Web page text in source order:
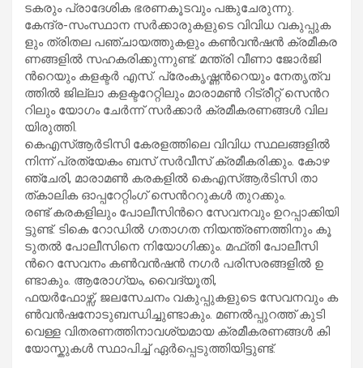
ട​ക​രും പ്രാ​ദേ​ശി​ക ഭ​ര​ണ​കൂ​ട​വും പ​ങ്കു​ചേ​രു​ന്നു.
കേ​ന്ദ്ര-​സം​സ്ഥാ​ന സ​ര്‍​ക്കാ​രു​ക​ളു​ടെ വി​വി​ധ വ​കു​പ്പു​ക​
ളും ത്രി​ത​ല പ​ഞ്ചാ​യ​ത്തു​ക​ളും ക​ണ്‍​വ​ന്‍​ഷ​ന്‍ ക്ര​മീ​ക​ര​
ണ​ങ്ങ​ളി​ല്‍ സ​ഹ​ക​രി​ക്കു​ന്നു​ണ്ട്. മ​ന്ത്രി വീ​ണാ ജോ​ര്‍​ജി​
ന്‍റെ​യും ക​ള​ക്ട​ര്‍ എ​സ്. പ്രേം​കൃ​ഷ്ണ​ന്‍റെ​യും നേ​തൃ​ത്വ​
ത്തി​ല്‍ ജി​ല്ലാ ക​ള​ക്ട​റേ​റ്റി​ലും മാ​രാ​മ​ണ്‍ റി​ട്രീ​റ്റ് സെ​ന്‍റ​
റി​ലും യോ​ഗം ചേ​ര്‍​ന്ന് സ​ര്‍​ക്കാ​ര്‍ ക്ര​മീ​ക​ര​ണ​ങ്ങ​ള്‍ വി​ല​
യി​രു​ത്തി.
കെ​എ​സ്ആ​ര്‍​ടി​സി കേ​ര​ള​ത്തി​ലെ വി​വി​ധ സ്ഥ​ല​ങ്ങ​ളി​ല്‍
നി​ന്ന് പ്ര​ത്യേ​കം ബ​സ് സ​ർ​വീ​സ് ക്ര​മീ​ക​രി​ക്കും. കോ​ഴ​
ഞ്ചേ​രി, മാ​രാ​മ​ൺ ക​ര​ക​ളി​ൽ കെ​എ​സ്ആ​ർ​ടി​സി താ​
ത്കാ​ലി​ക ഓ​പ്പ​റേ​റ്റിം​ഗ് സെ​ന്‍റ​റു​ക​ൾ തു​റ​ക്കും.
ര​ണ്ട് ക​ര​ക​ളി​ലും പോ​ലീ​സി​ന്‍റെ സേ​വ​ന​വും ഉ​റ​പ്പാ​ക്കി​യി​
ട്ടു​ണ്ട്. ടി​കെ റോ​ഡി​ൽ ഗ​താ​ഗ​ത നി​യ​ന്ത്ര​ണ​ത്തി​നും കൂ​
ടു​ത​ൽ പോ​ലീ​സി​നെ നി​യോ​ഗി​ക്കും. മ​ഫ്തി പോ​ലീ​സി​
ന്‍റെ സേ​വ​നം ക​ൺ​വ​ൻ‌​ഷ​ൻ ന​ഗ​ർ പ​രി​സ​ര​ങ്ങ​ളി​ൽ ഉ​
ണ്ടാ​കും. ആ​രോ​ഗ്യം, വൈ​ദ്യൂ​തി,
ഫ​യ​ർ​ഫോ​ഴ്സ്, ജ​ല​സേ​ച​നം വ​കു​പ്പു​ക​ളു​ടെ സേ​വ​ന​വും ക​
ൺ​വ​ൻ​ഷ​നോ​ടു​ബ​ന്ധി​ച്ചു​ണ്ടാ​കും. മ​ണ​ൽ​പ്പു​റ​ത്ത് കു​ടി​
വെ​ള്ള വി​ത​ര​ണ​ത്തി​നാ​വ​ശ്യ​മാ​യ ക്ര​മീ​ക​ര​ണ​ങ്ങ​ൾ കി​
യോ​സ്കു​ക​ൾ സ്ഥാ​പി​ച്ച് ഏ​ർ​പ്പെ​ടു​ത്തി​യി​ട്ടു​ണ്ട്.